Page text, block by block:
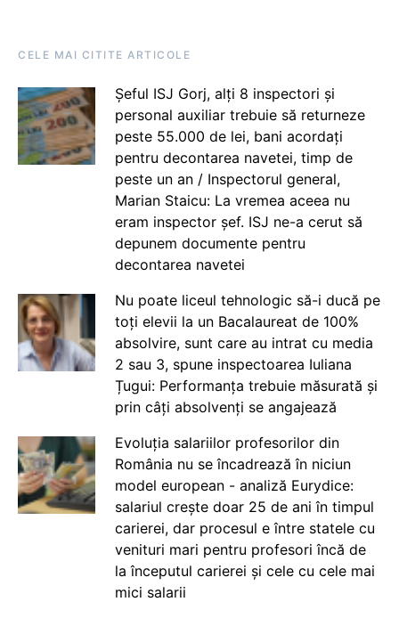
CELE MAI CITITE ARTICOLE
Șeful ISJ Gorj, alți 8 inspectori și
personal auxiliar trebuie să returneze
peste 55.000 de lei, bani acordați
pentru decontarea navetei, timp de
peste un an / Inspectorul general,
Marian Staicu: La vremea aceea nu
eram inspector șef. ISJ ne-a cerut să
depunem documente pentru
decontarea navetei
Nu poate liceul tehnologic să-i ducă pe
toți elevii la un Bacalaureat de 100%
absolvire, sunt care au intrat cu media
2 sau 3, spune inspectoarea Iuliana
Țugui: Performanța trebuie măsurată și
prin câți absolvenți se angajează
Evoluția salariilor profesorilor din
România nu se încadrează în niciun
model european - analiză Eurydice:
salariul crește doar 25 de ani în timpul
carierei, dar procesul e între statele cu
venituri mari pentru profesori încă de
la începutul carierei și cele cu cele mai
mici salarii